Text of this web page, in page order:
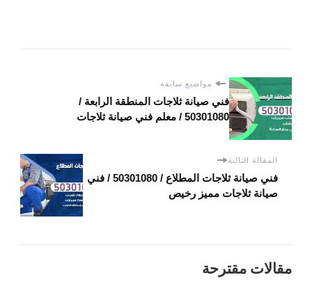
مواضيع سابقة
فني صيانة ثلاجات المنطقة الرابعة /
50301080 / معلم فني صيانة ثلاجات
المقالة التالية
فني صيانة ثلاجات المطلاع / 50301080 / فني
صيانة ثلاجات مميز رخيص
مقالات مقترحة